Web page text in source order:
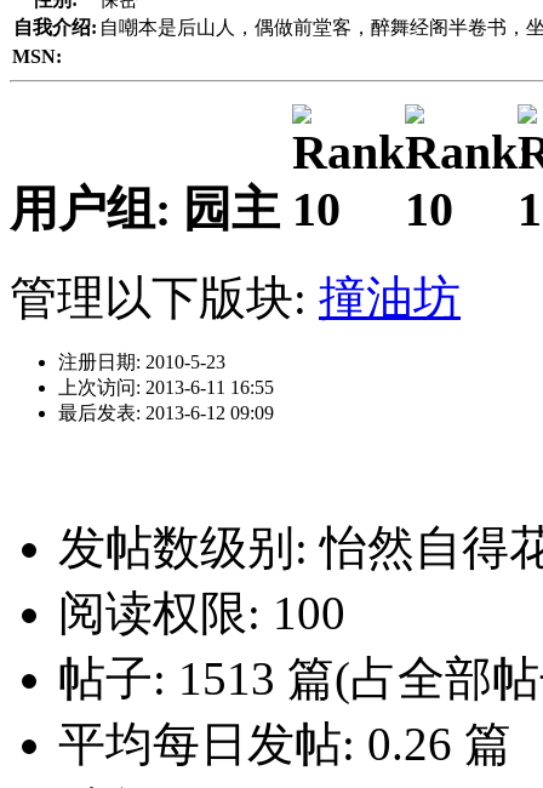
自我介绍: 自嘲本是后山人，偶做前堂客，醉舞经阁半卷书，
MSN:
用户组: 园主
管理以下版块: 撞油坊
注册日期: 2010-5-23
上次访问: 2013-6-11 16:55
最后发表: 2013-6-12 09:09
发帖数级别: 怡然自得
阅读权限: 100
帖子: 1513 篇(占全部
平均每日发帖: 0.26 篇